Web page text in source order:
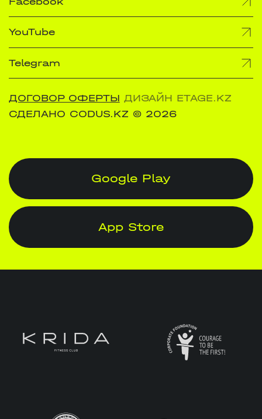
YouTube
Telegram
ДОГОВОР ОФЕРТЫ ДИЗАЙН ETAGE.KZ
СДЕЛАНО CODUS.KZ © 2026
Google Play
App Store